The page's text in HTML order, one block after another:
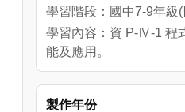
學習階段：國中7-9年級(
學習內容：資 P-Ⅳ-1 程
能及應用。
製作年份